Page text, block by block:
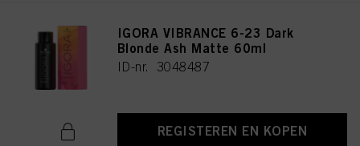
IGORA VIBRANCE 6-23 Dark
Blonde Ash Matte 60ml
ID-nr. 3048487
REGISTEREN EN KOPEN